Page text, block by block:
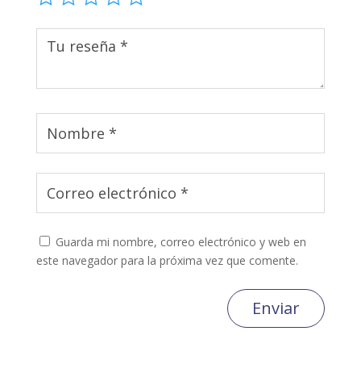
Guarda mi nombre, correo electrónico y web en
este navegador para la próxima vez que comente.
Enviar